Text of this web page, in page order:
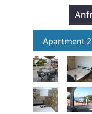
Apartment 2